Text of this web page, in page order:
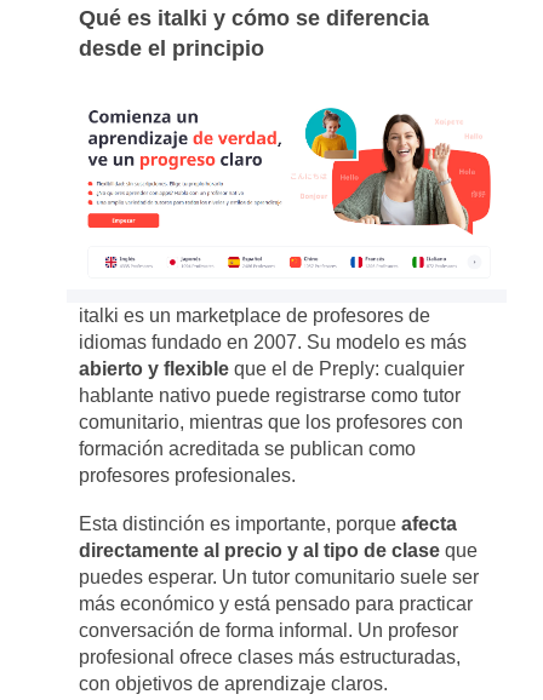
Qué es italki y cómo se diferencia
desde el principio
italki es un marketplace de profesores de
idiomas fundado en 2007. Su modelo es más
abierto y flexible que el de Preply: cualquier
hablante nativo puede registrarse como tutor
comunitario, mientras que los profesores con
formación acreditada se publican como
profesores profesionales.
Esta distinción es importante, porqueafecta
directamente al precio y al tipo de clase que
puedes esperar. Un tutor comunitario suele ser
más económico y está pensado para practicar
conversación de forma informal. Un profesor
profesional ofrece clases más estructuradas,
con objetivos de aprendizaje claros.